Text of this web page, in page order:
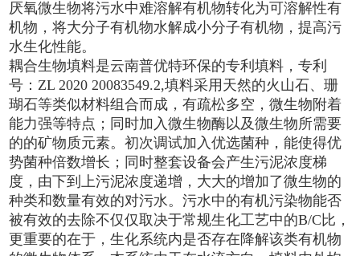
厌氧微生物将污水中难溶解有机物转化为可溶解性有
机物，将大分子有机物水解成小分子有机物，提高污
水生化性能。
耦合生物填料是云南普优特环保的专利填料，专利
号：ZL 2020 20083549.2,填料采用天然的火山石、珊
瑚石等类似材料组合而成，有疏松多空，微生物附着
能力强等特点；同时加入微生物酶以及微生物所需要
的的矿物质元素。初次调试加入优选菌种，能使得优
势菌种倍数增长；同时整套设备会产生污泥浓度梯
度，由下到上污泥浓度递增，大大的增加了微生物的
种类和数量有效的对污水。污水中的有机污染物能否
被有效的去除不仅仅取决于常规生化工艺中的B/C比，
更重要的在于，生化系统内是否存在降解该类有机物